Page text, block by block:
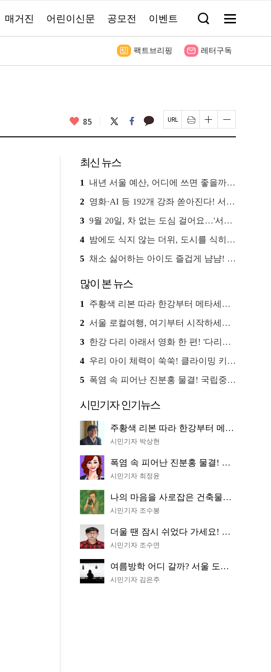
매거진 어린이신문 공모전 이벤트 검
창
기
메
전
보
팩트브리핑 레터구독
좋
요
85
트
위
페
이
북
카
카
톡
페
이
지
인
쇄
하
글
자
크
하
기
글
자
크
하
기
최신 뉴스
1 내년 서울 예산, 어디에 쓰면 좋을까요? 온라인 투표
2 영화·AI 등 192개 강좌 쏟아진다! 서울시민대학 선착순 신청
3 9월 20일, 차 없는 도심 걸어요…'서울 걷자 페스티벌' 선착순 5천명
4 밤에도 식지 않는 더위, 도시를 식히는 시원한 해법은?
5 채소 싫어하는 아이도 즐겁게 냠냠! '찾아가는 서울시 식생활 교육' 현장
많이 본 뉴스
1 주황색 리본 따라 한강부터 메타세쿼이아 숲길까지…서울둘레길 15코스
2 서울 로컬여행, 여기부터 시작하세요 '서울에디션25'
3 한강 다리 아래서 영화 한 편! '다리밑 영화관' 무료 상영
4 우리 아이 체력이 쑥쑥! 클라이밍 키즈카페·어린이 체력장
5 폭염 속 피어난 진분홍 물결! 국립중앙박물관 배롱나무 명소
시민기자 인기뉴스
주황색 리본 따라 한강부터 메타세쿼이아 숲길까지…서울둘레길 15코스
시민기자 박상현
폭염 속 피어난 진분홍 물결! 국립중앙박물관 배롱나무 명소
시민기자 최정윤
나의 마음을 사로잡은 건축물은? '서울시 건축상' 수상작 공개!
시민기자 조수봉
더울 땐 잠시 쉬었다 가세요! 생수 냉장고부터 해피소·무더위쉼터까지
시민기자 조수연
여름방학 어디 갈까? 서울 도심 무료 실내 여행 코스 추천
시민기자 김은주